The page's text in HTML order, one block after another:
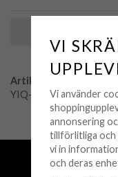
Artikelnummer:
YIQ-E-SP-GR
VI
Vi använder
annonsering
tillförlitliga och
vi in
och deras